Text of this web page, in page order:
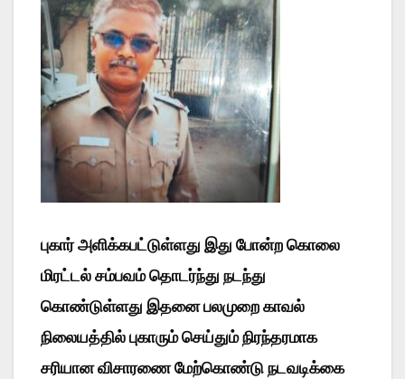
புகார் அளிக்கபட்டுள்ளது இது போன்ற கொலை
மிரட்டல் சம்பவம் தொடர்ந்து நடந்து
கொண்டுள்ளது இதனை பலமுறை காவல்
நிலையத்தில் புகாரும் செய்தும் நிரந்தரமாக
சரியான விசாரணை மேற்கொண்டு நடவடிக்கை